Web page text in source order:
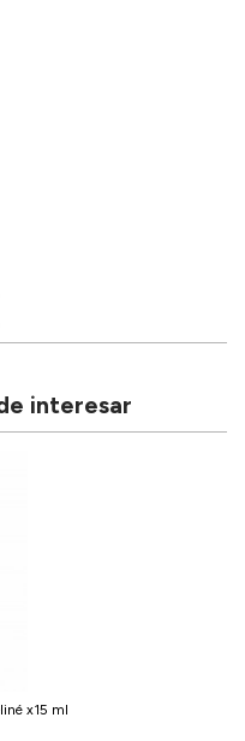
interesar
x15 ml